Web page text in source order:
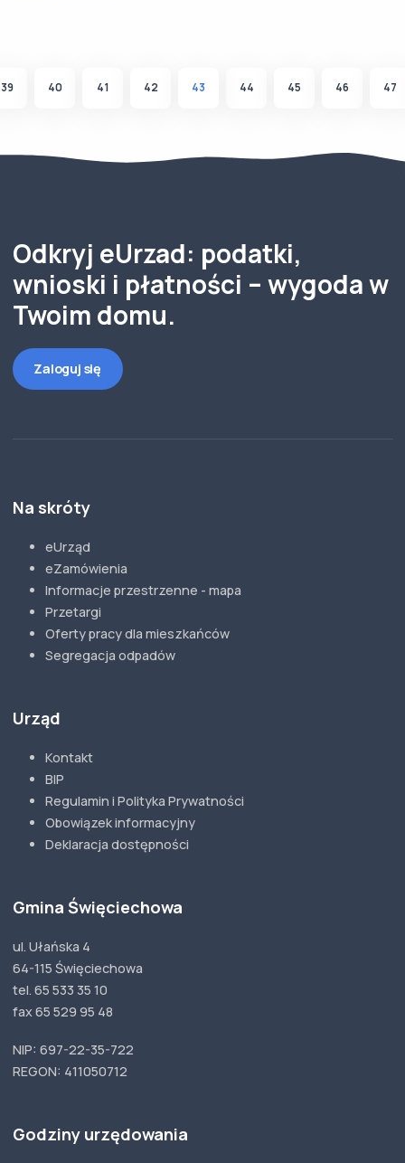
39 40 41 42 43 44 45 46 47
Odkryj eUrzad: podatki,
wnioski i płatności – wygoda w
Twoim domu.
Zaloguj się
Na skróty
eUrząd
eZamówienia
Informacje przestrzenne - mapa
Przetargi
Oferty pracy dla mieszkańców
Segregacja odpadów
Urząd
Kontakt
BIP
Regulamin i Polityka Prywatności
Obowiązek informacyjny
Deklaracja dostępności
Gmina Święciechowa
ul. Ułańska 4
64-115 Święciechowa
tel. 65 533 35 10
fax 65 529 95 48
NIP: 697-22-35-722
REGON: 411050712
Godziny urzędowania